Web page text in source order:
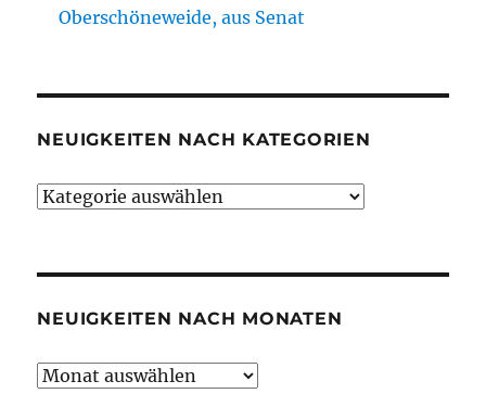
Oberschöneweide, aus Senat
NEUIGKEITEN NACH KATEGORIEN
Neuigkeiten
NEUIGKEITEN NACH MONATEN
Neuigkeiten